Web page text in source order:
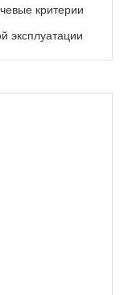
критерии
эксплуатации